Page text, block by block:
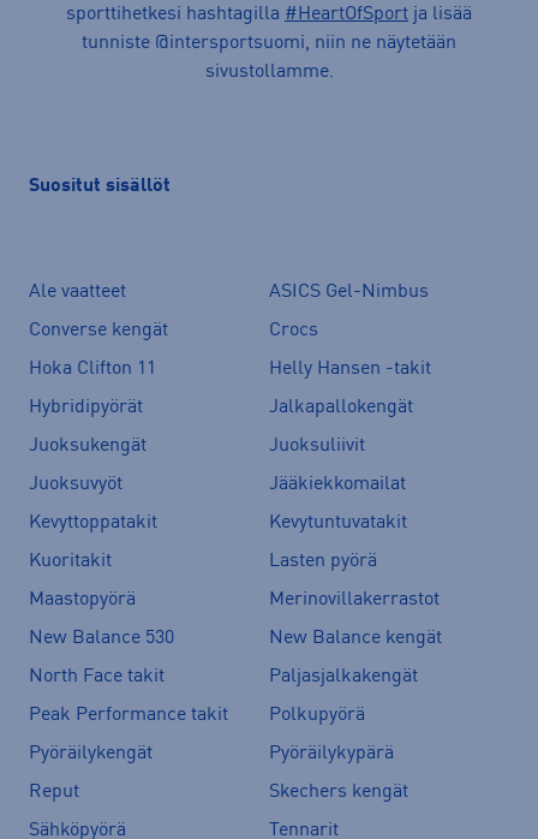
sporttihetkesi hashtagilla #HeartOfSport ja lisää
tunniste @intersportsuomi, niin ne näytetään
sivustollamme.
Suositut sisällöt
Ale vaatteet
ASICS Gel-Nimbus
Converse kengät
Crocs
Hoka Clifton 11
Helly Hansen -takit
Hybridipyörät
Jalkapallokengät
Juoksukengät
Juoksuliivit
Juoksuvyöt
Jääkiekkomailat
Kevyttoppatakit
Kevytuntuvatakit
Kuoritakit
Lasten pyörä
Maastopyörä
Merinovillakerrastot
New Balance 530
New Balance kengät
North Face takit
Paljasjalkakengät
Peak Performance takit
Polkupyörä
Pyöräilykengät
Pyöräilykypärä
Reput
Skechers kengät
Sähköpyörä
Tennarit